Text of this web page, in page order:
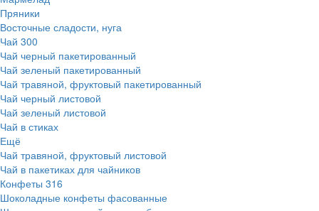
Пряники
Восточные сладости, нуга
Чай 300
Чай черный пакетированный
Чай зеленый пакетированный
Чай травяной, фруктовый пакетированный
Чай черный листовой
Чай зеленый листовой
Чай в стиках
Ещё
Чай травяной, фруктовый листовой
Чай в пакетиках для чайников
Конфеты 316
Шоколадные конфеты фасованные